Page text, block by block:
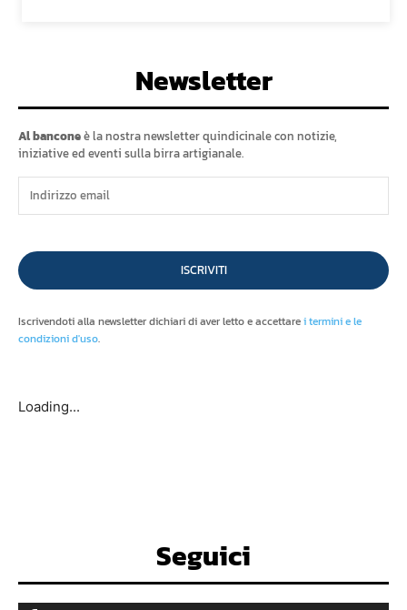
Newsletter
Al banconeè la nostra newsletter quindicinale con notizie,
iniziative ed eventi sulla birra artigianale.
ISCRIVITI
Iscrivendoti alla newsletter dichiari di aver letto e accettarei termini e le
condizioni d'uso.
Loading...
Seguici